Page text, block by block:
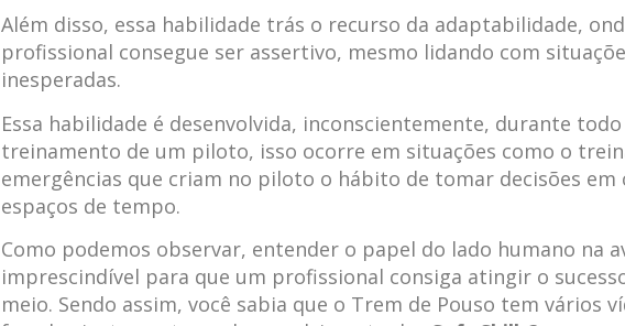
Além disso, essa habilidade trás o recurso da adaptabilidade,
profissional consegue ser assertivo, mesmo lidando com
inesperadas.
Essa habilidade é desenvolvida, inconscientemente, durante
treinamento de um piloto, isso ocorre em situações como o
emergências que criam no piloto o hábito de tomar decisões em
espaços de tempo.
Como podemos observar, entender o papel do lado humano na
imprescindível para que um profissional consiga atingir o
meio. Sendo assim, você sabia que o Trem de Pouso tem vários